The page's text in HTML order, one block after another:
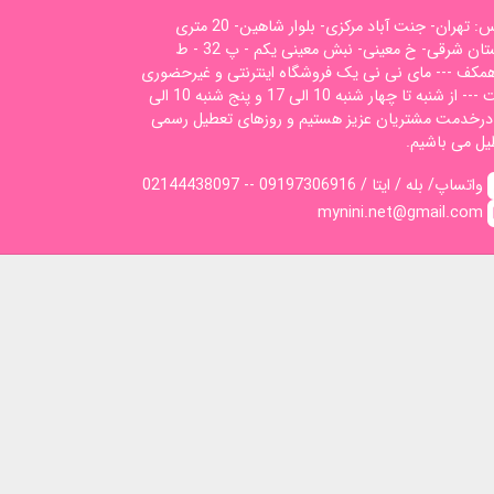
آدرس: تهران- جنت آباد مرکزی- بلوار شاهین- 20 متری
گلستان شرقی- خ معینی- نبش معینی یکم - پ 32 - ط
--- مای نی نی یک فروشگاه اینترنتی و غیرحضوری
است --- از شنبه تا چهار شنبه 10 الی 17 و پنج شنبه 10 الی
13 درخدمت مشتریان عزیز هستیم و روزهای تعطیل رسمی
می باشیم.
02144438097 -- واتساپ/ بله / ایتا / 09197306916